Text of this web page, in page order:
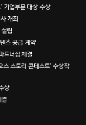
기업부문 대상 수상
개최
립
츠 공급 계약
트너십 체결
스토리 콘테스트’ 수상작
상
결